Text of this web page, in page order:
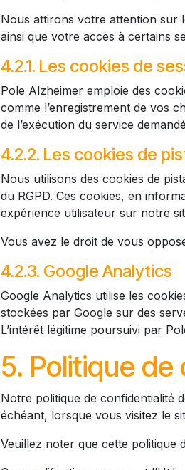
Nous attirons votre attention sur
ainsi que votre accès à certains
4.2.1. Les cookies de
Pole Alzheimer emploie des
comme l’enregistrement de vos
de l’exécution du service
4.2.2. Les cookies de
Nous utilisons des cookies de
du RGPD. Ces cookies, en
expérience utilisateur sur notre
Vous avez le droit de vous
4.2.3. Google Analytics
Google Analytics utilise les
stockées par Google sur des
L’intérêt légitime poursuivi par
5. Politique
Notre politique de confidentialité
échéant, lorsque vous visitez le
Veuillez noter que cette politique